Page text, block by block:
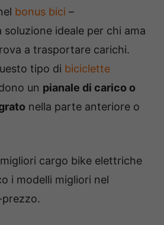
bonus bici –
ideale per chi ama
a trasportare carichi.
tipo di biciclette
un pianale di carico o
nella parte anteriore o
cargo bike elettriche
i modelli migliori nel